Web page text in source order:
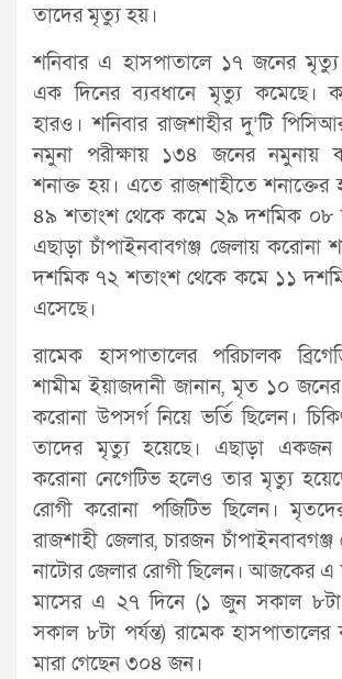
তাদের মৃত্যু হয়।
শনিবার এ হাসপাতালে ১৭ জনের
এক দিনের ব্যবধানে মৃত্যু কমেছে।
হারও। শনিবার রাজশাহীর দু’টি
নমুনা পরীক্ষায় ১৩৪ জনের নমুনায়
শনাক্ত হয়। এতে রাজশাহীতে
৪৯ শতাংশ থেকে কমে ২৯ দশমিক ০৮
এছাড়া চাঁপাইনবাবগঞ্জ জেলায় করোনা
দশমিক ৭২ শতাংশ থেকে কমে ১১
এসেছে।
রামেক হাসপাতালের পরিচালক
শামীম ইয়াজদানী জানান, মৃত ১০
করোনা উপসর্গ নিয়ে ভর্তি ছিলেন।
তাদের মৃত্যু হয়েছে। এছাড়া একজন
করোনা নেগেটিভ হলেও তার মৃত্যু
রোগী করোনা পজিটিভ ছিলেন।
রাজশাহী জেলার, চারজন
নাটোর জেলার রোগী ছিলেন। আজকের এ
মাসের এ ২৭ দিনে (১ জুন সকাল
সকাল ৮টা পর্যন্ত) রামেক
মারা গেছেন ৩০৪ জন।